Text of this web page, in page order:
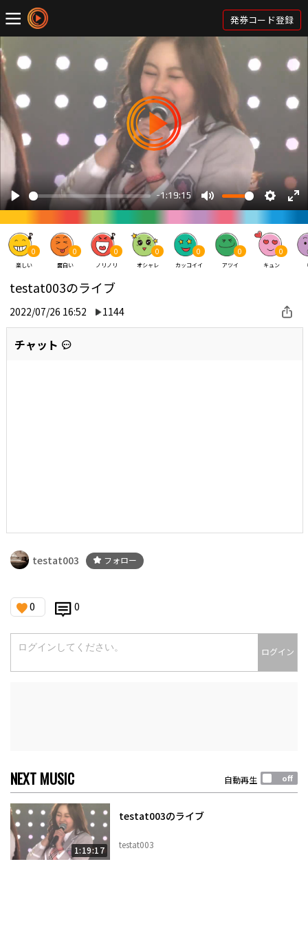
発券コード登録
0
楽しい
0
面白い
0
ノリノリ
0
オシャレ
0
カッコイイ
0
アツイ
0
キュン
testat003のライブ
2022/07/26 16:52 1144
チャット
testat003 フォロー
0 0
ログイン
NEXT MUSIC 自動再生
1:19:17
testat003のライブ
testat003